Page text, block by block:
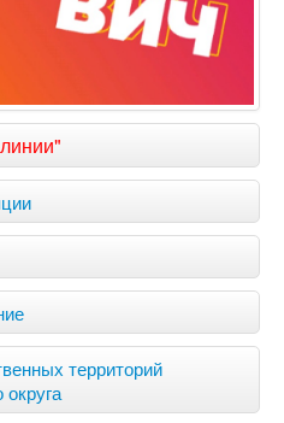
территорий
округа